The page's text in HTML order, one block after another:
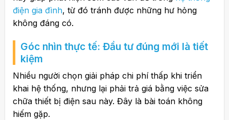
điện gia đình, từ đó tránh được những hư hỏng
không đáng có.
Góc nhìn thực tế: Đầu tư đúng mới là tiết
kiệm
Nhiều người chọn giải pháp chi phí thấp khi triển
khai hệ thống, nhưng lại phải trả giá bằng việc sửa
chữa thiết bị điện sau này. Đây là bài toán không
hiếm gặp.